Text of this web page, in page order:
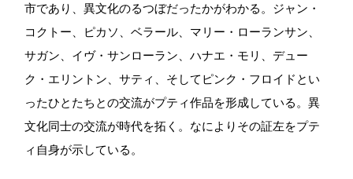
市であり、異文化のるつぼだったかがわかる。ジャン・
コクトー、ピカソ、ベラール、マリー・ローランサン、
サガン、イヴ・サンローラン、ハナエ・モリ、デュー
ク・エリントン、サティ、そしてピンク・フロイドとい
ったひとたちとの交流がプティ作品を形成している。異
文化同士の交流が時代を拓く。なによりその証左をプテ
ィ自身が示している。